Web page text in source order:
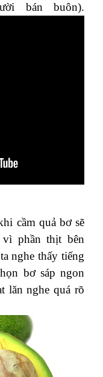
bán buôn).
cầm quả bơ sẽ
vì phần thịt bên
nghe thấy tiếng
bơ sáp ngon
lăn nghe quá rõ